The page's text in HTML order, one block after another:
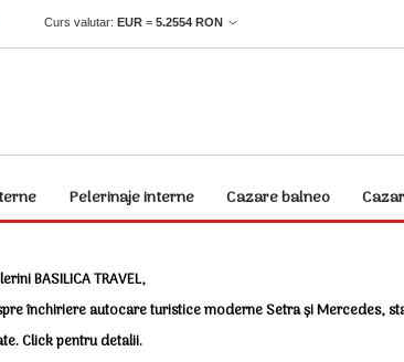
Curs valutar: EUR = 5.2554 RON
Pelerinaje interne Cazare balneo
BASILICA TRAVEL,
închiriere autocare turistice moderne Setra și Mercedes,
Click pentru detalii.